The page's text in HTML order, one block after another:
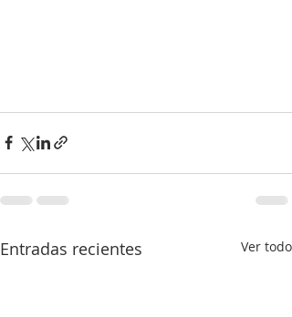
Entradas recientes Ver todo